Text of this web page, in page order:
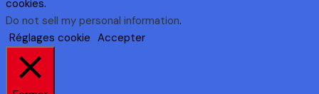
cookies.
Do not sell my personal information.
Réglages cookie Accepter